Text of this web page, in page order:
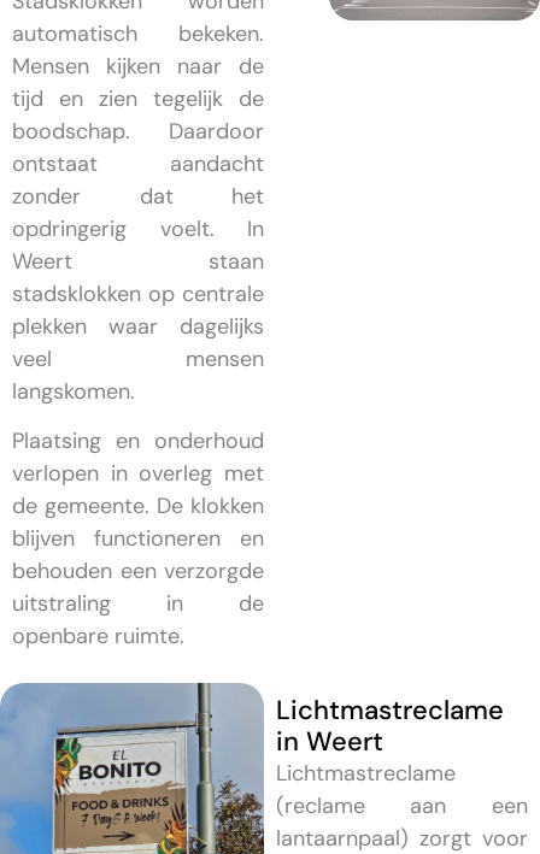
automatisch bekeken.
Mensen kijken naar de
tijd en zien tegelijk de
boodschap. Daardoor
ontstaat aandacht
zonder dat het
opdringerig voelt. In
Weert staan
stadsklokken op centrale
plekken waar dagelijks
veel mensen
langskomen.
Plaatsing en onderhoud
verlopen in overleg met
de gemeente. De klokken
blijven functioneren en
behouden een verzorgde
uitstraling in de
openbare ruimte.
Lichtmastreclame
in Weert
Lichtmastreclame
(reclame aan een
lantaarnpaal) zorgt voor